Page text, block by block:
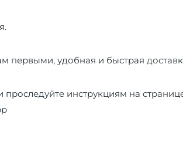
первыми, удобная и быстрая
инструкциям на